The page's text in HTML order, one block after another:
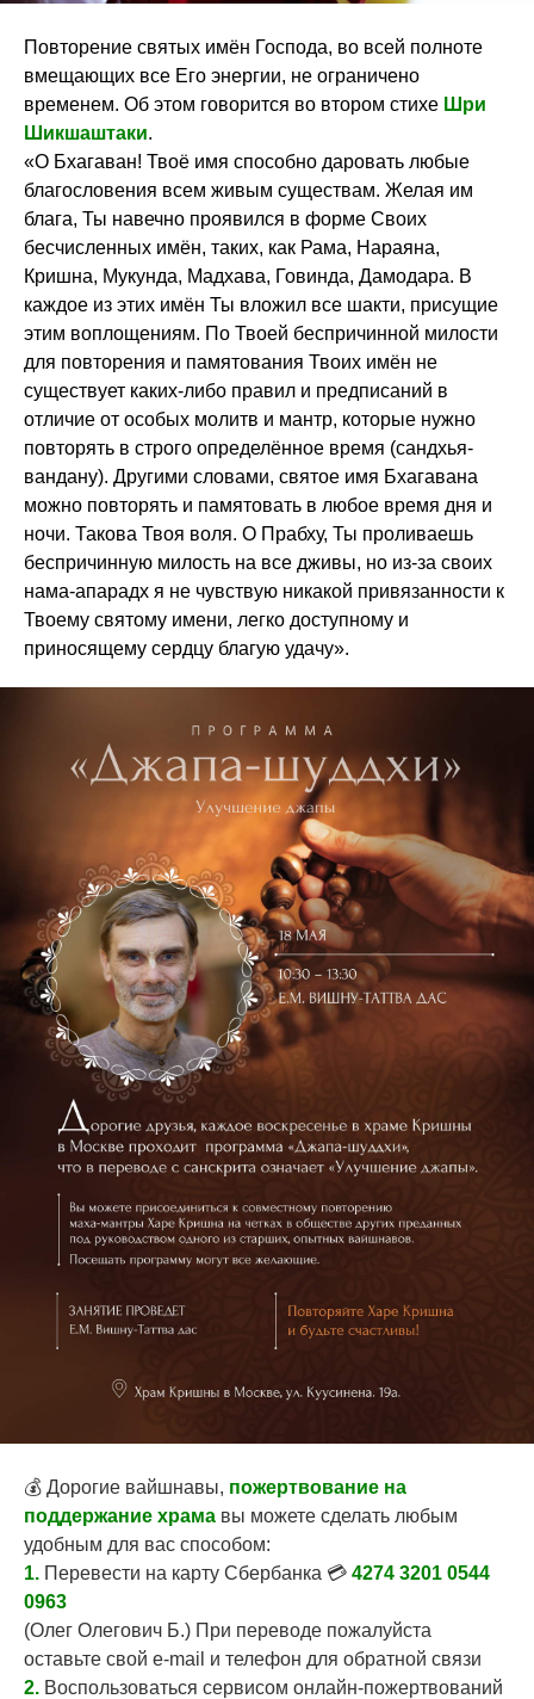
Повторение святых имён Господа, во всей полноте
вмещающих все Его энергии, не ограничено
временем. Об этом говорится во втором стихе Шри
Шикшаштаки.
«О Бхагаван! Твоё имя способно даровать любые
благословения всем живым существам. Желая им
блага, Ты навечно проявился в форме Своих
бесчисленных имён, таких, как Рама, Нараяна,
Кришна, Мукунда, Мадхава, Говинда, Дамодара. В
каждое из этих имён Ты вложил все шакти, присущие
этим воплощениям. По Твоей беспричинной милости
для повторения и памятования Твоих имён не
существует каких-либо правил и предписаний в
отличие от особых молитв и мантр, которые нужно
повторять в строго определённое время (сандхья-
вандану). Другими словами, святое имя Бхагавана
можно повторять и памятовать в любое время дня и
ночи. Такова Твоя воля. О Прабху, Ты проливаешь
беспричинную милость на все дживы, но из-за своих
нама-апарадх я не чувствую никакой привязанности к
Твоему святому имени, легко доступному и
приносящему сердцу благую удачу».
💰 Дорогие вайшнавы, пожертвование на
поддержание храма вы можете сделать любым
удобным для вас способом:
1. Перевести на карту Сбербанка 💳 4274 3201 0544
0963
(Олег Олегович Б.) При переводе пожалуйста
оставьте свой e-mail и телефон для обратной связи
2. Воспользоваться сервисом онлайн-пожертвований